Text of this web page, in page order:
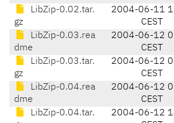
LibZip-0.02.tar.
gz
2004-06-11
CEST
LibZip-0.03.rea
dme
2004-06-12
CEST
LibZip-0.03.tar.
gz
2004-06-12
CEST
LibZip-0.04.rea
dme
2004-06-12
CEST
LibZip-0.04.tar.
2004-06-12